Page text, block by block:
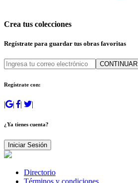
Crea tus colecciones
Regístrate para guardar tus obras favoritas
CONTINUAR
Regístrate con:
| | | |
¿Ya tienes cuenta?
Iniciar Sesión
Directorio
Términos y condiciones